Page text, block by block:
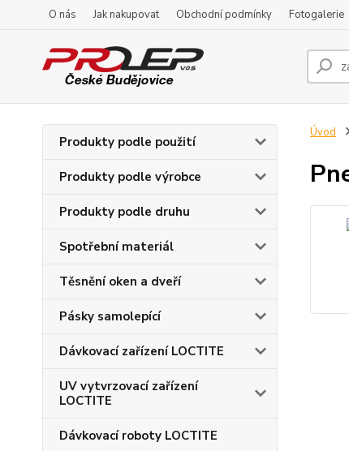
O nás Jak nakupovat Obchodní podmínky Fotogalerie
Produkty podle použití
Produkty podle výrobce
Produkty podle druhu
Spotřební materiál
Těsnění oken a dveří
Pásky samolepící
Dávkovací zařízení LOCTITE
UV vytvrzovací zařízení
LOCTITE
Dávkovací roboty LOCTITE
Úvod